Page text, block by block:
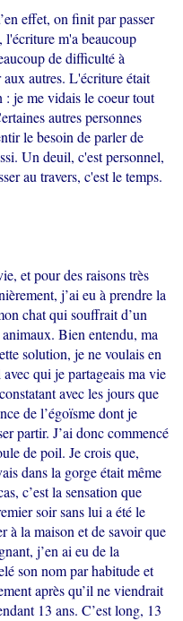
effet, on finit par passer
l'écriture m'a beaucoup
de difficulté à
autres. L'écriture était
je me vidais le coeur tout
autres personnes
le besoin de parler de
Un deuil, c'est personnel,
au travers, c'est le temps.
et pour des raisons très
j’ai eu à prendre la
chat qui souffrait d’un
Bien entendu, ma
solution, je ne voulais en
qui je partageais ma vie
avec les jours que
de l’égoïsme dont je
partir. J’ai donc commencé
de poil. Je crois que,
dans la gorge était même
c’est la sensation que
soir sans lui a été le
à la maison et de savoir que
j’en ai eu de la
son nom par habitude et
après qu’il ne viendrait
13 ans. C’est long, 13